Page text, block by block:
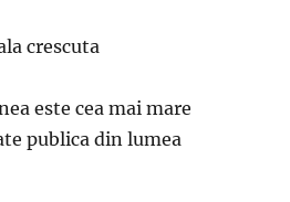
crescuta
este cea mai mare
publica din lumea